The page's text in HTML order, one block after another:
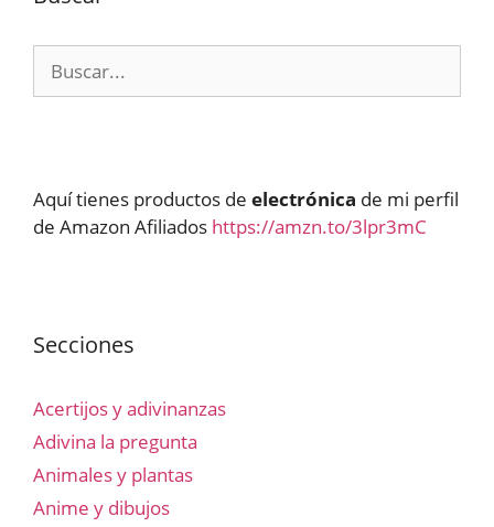
Aquí tienes productos de electrónica de mi perfil
de Amazon Afiliados https://amzn.to/3lpr3mC
Secciones
Acertijos y adivinanzas
Adivina la pregunta
Animales y plantas
Anime y dibujos